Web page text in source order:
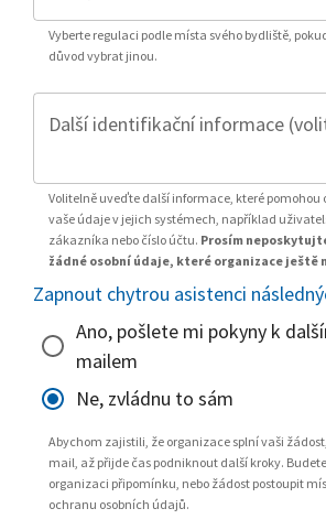
Vyberte regulaci podle místa svého bydliště,
důvod vybrat jinou.
Další identifikační informace
Volitelně uveďte další informace, které
vaše údaje v jejich systémech, například
zákazníka nebo číslo účtu. Prosím
žádné osobní údaje, které organizace ještě
Zapnout chytrou asistenci
Ano, pošlete mi pokyny k
mailem
Ne, zvládnu to sám
Abychom zajistili, že organizace splní vaši
mail, až přijde čas podniknout další kroky.
organizaci připomínku, nebo žádost postoupit
ochranu osobních údajů.